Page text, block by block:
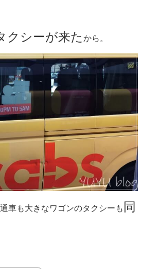
クシーが来た から。
車も大きなワゴンのタクシーも 同